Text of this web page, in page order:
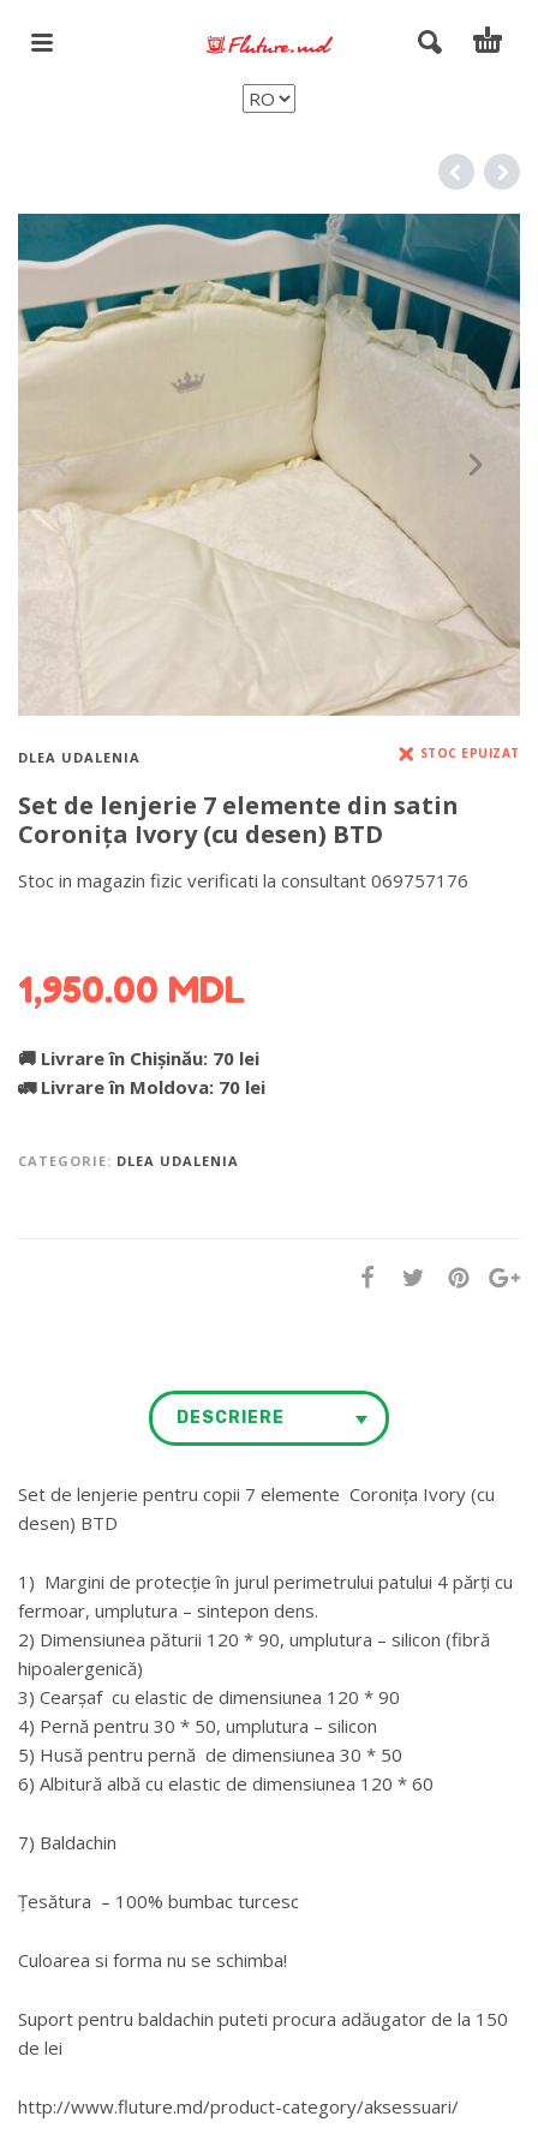
DLEA UDALENIA STOC EPUIZAT
Set de lenjerie 7 elemente din satin
Coronița Ivory (cu desen) BTD
Stoc in magazin fizic verificati la consultant 069757176
1,950.00 MDL
🚚 Livrare în Chișinău: 70 lei
🚛 Livrare în Moldova: 70 lei
CATEGORIE: DLEA UDALENIA
DESCRIERE
Set de lenjerie pentru copii 7 elemente Coronița Ivory (cu
desen) BTD
1) Margini de protecție în jurul perimetrului patului 4 părți сu
fermoar, umplutura – sintepon dens.
2) Dimensiunea păturii 120 * 90, umplutura – silicon (fibră
hipoalergenică)
3) Cearșaf cu elastic de dimensiunea 120 * 90
4) Pernă pentru 30 * 50, umplutura – silicon
5) Husă pentru pernă de dimensiunea 30 * 50
6) Albitură albă cu elastic de dimensiunea 120 * 60
7) Baldachin
Țesătura – 100% bumbac turcesc
Culoarea si forma nu se schimba!
Suport pentru baldachin puteti procura adăugator de la 150
de lei
http://www.fluture.md/product-category/aksessuari/